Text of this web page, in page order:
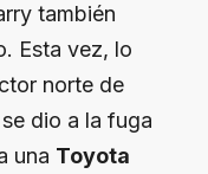
también
Esta vez, lo
norte de
dio a la fuga
una Toyota